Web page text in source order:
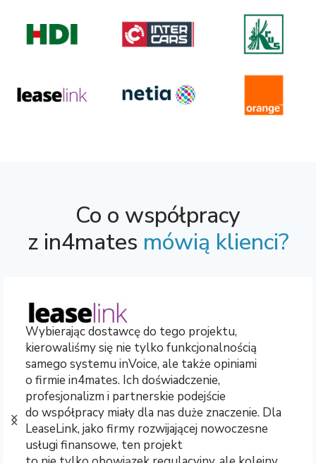
Co o współpracy
z in4mates mówią klienci?
Wybierając dostawcę do tego projektu,
kierowaliśmy się nie tylko funkcjonalnością
samego systemu inVoice, ale także opiniami
o firmie in4mates. Ich doświadczenie,
profesjonalizm i partnerskie podejście
do współpracy miały dla nas duże znaczenie. Dla
LeaseLink, jako firmy rozwijającej nowoczesne
usługi finansowe, ten projekt